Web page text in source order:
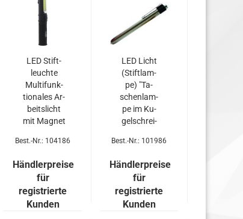
LED Stift­
leuch­te
Mul­ti­funk­
tio­na­les Ar­
beits­licht
mit Ma­gnet
100/150Lm
Best.-Nr.: 104186
Händlerpreise
für
registrierte
Kunden
LED Licht
(Stift­lam­
pe) "Ta­
schen­lam­
pe im Ku­
gel­schrei­
im 24er T-
Best.-Nr.: 101986
Händlerpreise
für
registrierte
Kunden